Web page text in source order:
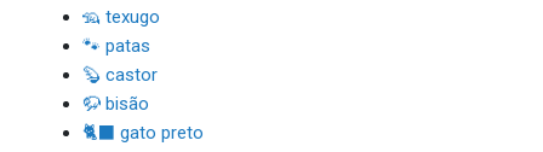
🦡 texugo
🐾 patas
🦫 castor
🦬 bisão
🐈‍⬛ gato preto